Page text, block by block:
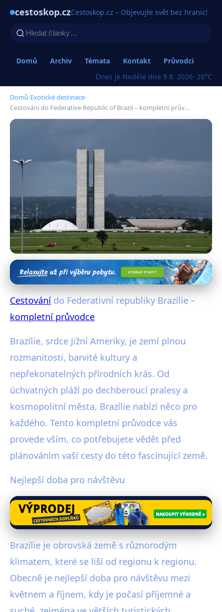
cestoskop.czCestoskop.cz – Objevujte svět bez hranic!
Domů Archiv Témata Kontakt
Průvodci
Dnes je Neděle dne 9 8. 2026· 20°C
Domů›Exotické destinace›
Cestování do Federative Republic of Brazil – kompletní prův…
Exotické destinace
Cestování do Federative Republic
of Brazil – kompletní průvodce
Cestování do Federativní republiky Brazílie –
kompletní průvodce
Brazílie, srdce Jižní Ameriky, je zemí plnou
rozmanitosti, barvité kultury a
nepřekonatelných přírodních krás. Od
úchvatných pláží po dechberoucí pralesy a
kosmopolitní města, Brazílie nabízí něco pro
každého. Tento kompletní průvodce vás
provede vším, co potřebujete vědět před
plánováním vaší cesty do této fascinující země.
Nejlepší doba pro návštěvu
Brazílie je obrovská země s různorodým
klimatem, které se liší od regionu k regionu.
Obecně je nejlepší doba pro návštěvu mezi
květnem a říjnem, kdy je počasí příjemné a